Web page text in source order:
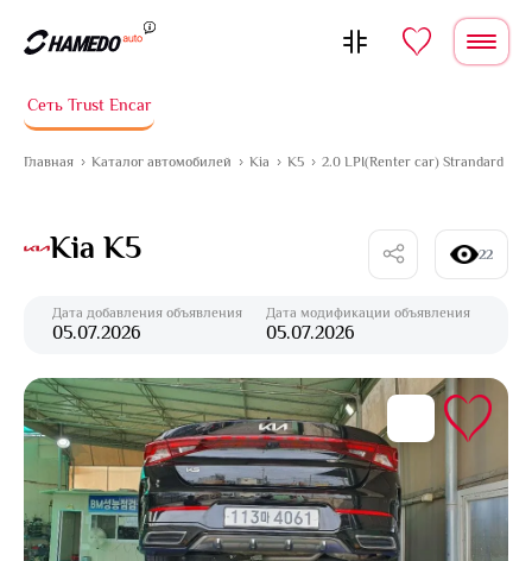
Сеть Trust Encar
Главная Каталог автомобилей Kia K5 2.0 LPI(Renter car) Strandard
Kia K5 22
Дата добавления объявления
05.07.2026
Дата модификации объявления
05.07.2026